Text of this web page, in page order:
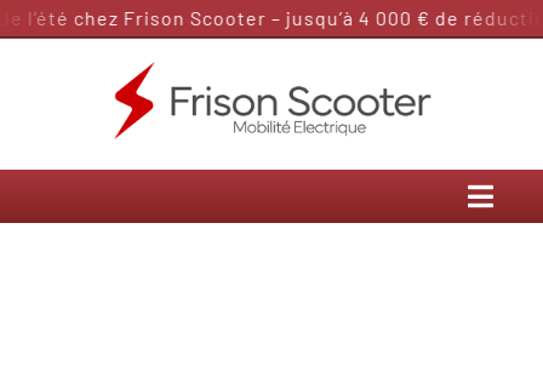
Passer
l’été chez Frison Scooter – jusqu’à 4 000 € de